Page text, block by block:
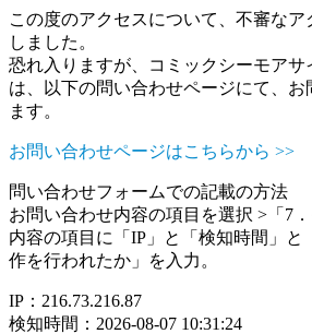
この度のアクセスについて、不審なア
しました。
恐れ入りますが、コミックシーモアサ
は、以下の問い合わせページにて、お
ます。
お問い合わせページはこちらから >>
問い合わせフォームでの記載の方法
お問い合わせ内容の項目を選択 >「7
内容の項目に「IP」と「検知時間」と
作を行われたか」を入力。
IP：216.73.216.87
検知時間：2026-08-07 10:31:24